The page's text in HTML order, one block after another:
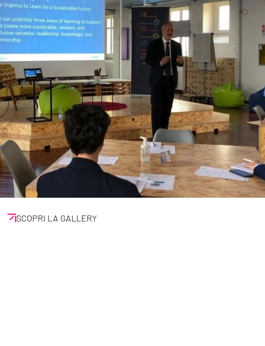
SCOPRI LA GALLERY